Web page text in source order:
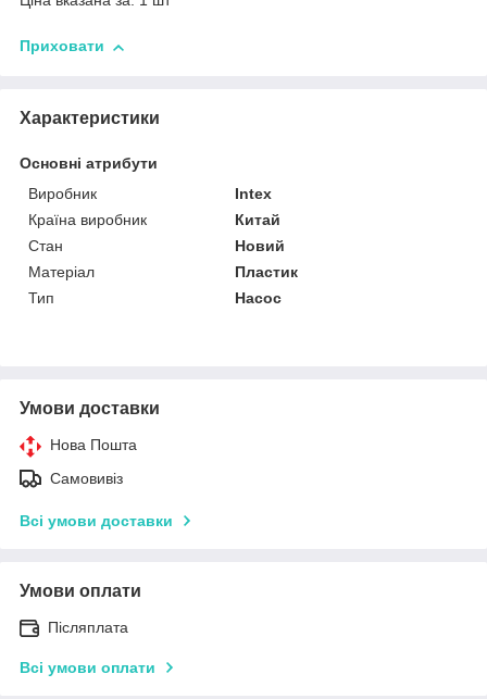
Приховати
Характеристики
Основні атрибути
Виробник
Intex
Країна виробник
Китай
Стан
Новий
Матеріал
Пластик
Тип
Насос
Умови доставки
Нова Пошта
Самовивіз
Всі умови доставки
Умови оплати
Післяплата
Всі умови оплати